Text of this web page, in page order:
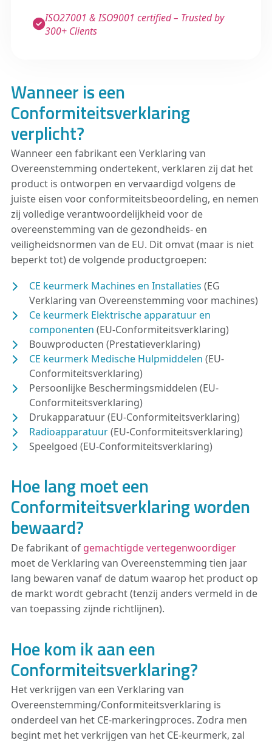
ISO27001 & ISO9001 certified – Trusted by
300+ Clients
Wanneer is een
Conformiteitsverklaring
verplicht?
Wanneer een fabrikant een Verklaring van
Overeenstemming ondertekent, verklaren zij dat het
product is ontworpen en vervaardigd volgens de
juiste eisen voor conformiteitsbeoordeling, en nemen
zij volledige verantwoordelijkheid voor de
overeenstemming van de gezondheids- en
veiligheidsnormen van de EU. Dit omvat (maar is niet
beperkt tot) de volgende productgroepen:
CE keurmerk Machines en Installaties (EG
Verklaring van Overeenstemming voor machines)
Ce keurmerk Elektrische apparatuur en
componenten (EU-Conformiteitsverklaring)
Bouwproducten (Prestatieverklaring)
CE keurmerk Medische Hulpmiddelen (EU-
Conformiteitsverklaring)
Persoonlijke Beschermingsmiddelen (EU-
Conformiteitsverklaring)
Drukapparatuur (EU-Conformiteitsverklaring)
Radioapparatuur(EU-Conformiteitsverklaring)
Speelgoed (EU-Conformiteitsverklaring)
Hoe lang moet een
Conformiteitsverklaring worden
bewaard?
De fabrikant of gemachtigde vertegenwoordiger
moet de Verklaring van Overeenstemming tien jaar
lang bewaren vanaf de datum waarop het product op
de markt wordt gebracht (tenzij anders vermeld in de
van toepassing zijnde richtlijnen).
Hoe kom ik aan een
Conformiteitsverklaring?
Het verkrijgen van een Verklaring van
Overeenstemming/Conformiteitsverklaring is
onderdeel van het CE-markeringproces. Zodra men
begint met het verkrijgen van het CE-keurmerk, zal